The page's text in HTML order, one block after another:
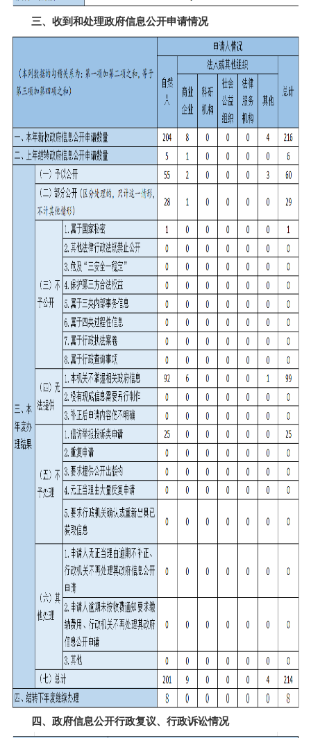
三、收到和处理政府信息公开申请情况
四、政府信息公开行政复议、行政诉讼情况